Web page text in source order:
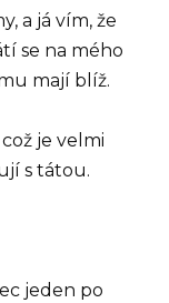
a já vím, že
se na mého
mají blíž.
je velmi
s tátou.
jeden po